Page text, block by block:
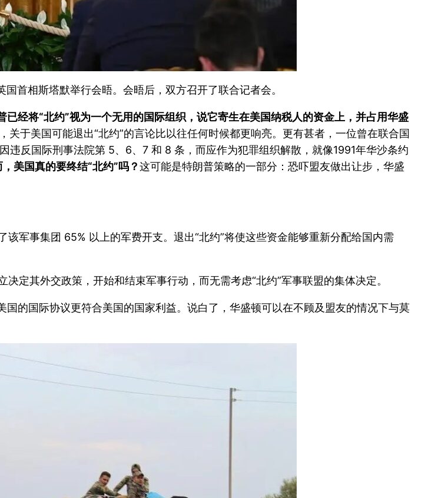
首相斯塔默举行会晤。会晤后，双方召开了联合记者会。
已经将“北约”视为一个无用的国际组织，说它寄生在美国纳税人的资金上，并占用华盛
于美国可能退出“北约”的言论比以往任何时候都更响亮。更有甚者，一位曾在联合国
违反国际刑事法院第 5、6、7 和 8 条，而应作为犯罪组织解散，就像1991年华沙条约
美国真的要终结“北约”吗？这可能是特朗普策略的一部分：恐吓盟友做出让步，华盛
该军事集团 65% 以上的军费开支。退出“北约”将使这些资金能够重新分配给国内需
决定其外交政策，开始和结束军事行动，而无需考虑“北约”军事联盟的集体决定。
国的国际协议更符合美国的国家利益。说白了，华盛顿可以在不顾及盟友的情况下与莫